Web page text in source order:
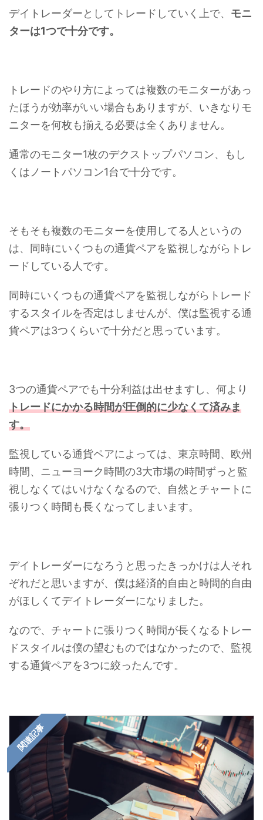
デイトレーダーとしてトレードしていく上で、 モニ
ターは1つで十分です。
トレードのやり方によっては複数のモニターがあっ
たほうが効率がいい場合もありますが、いきなりモ
ニターを何枚も揃える必要は全くありません。
通常のモニター1枚のデクストップパソコン、もし
くはノートパソコン1台で十分です。
そもそも複数のモニターを使用してる人というの
は、同時にいくつもの通貨ペアを監視しながらトレ
ードしている人です。
同時にいくつもの通貨ペアを監視しながらトレード
するスタイルを否定はしませんが、僕は監視する通
貨ペアは3つくらいで十分だと思っています。
3つの通貨ペアでも十分利益は出せますし、何より
トレードにかかる時間が圧倒的に少なくて済みま
す。
監視している通貨ペアによっては、東京時間、欧州
時間、ニューヨーク時間の3大市場の時間ずっと監
視しなくてはいけなくなるので、自然とチャートに
張りつく時間も長くなってしまいます。
デイトレーダーになろうと思ったきっかけは人それ
ぞれだと思いますが、僕は経済的自由と時間的自由
がほしくてデイトレーダーになりました。
なので、チャートに張りつく時間が長くなるトレー
ドスタイルは僕の望むものではなかったので、監視
する通貨ペアを3つに絞ったんです。
関連記事